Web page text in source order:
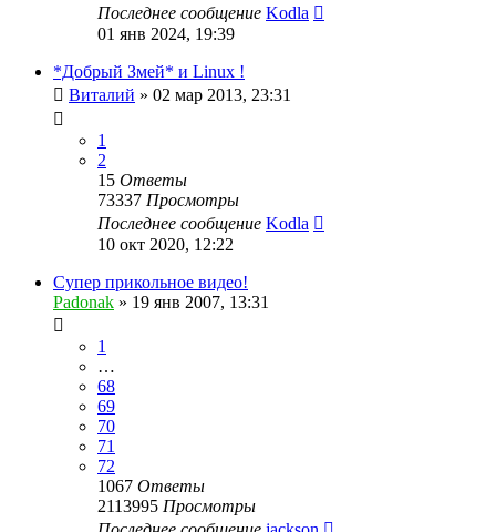
Последнее сообщение Kodla
01 янв 2024, 19:39
*Добрый Змей* и Linux !
Виталий » 02 мар 2013, 23:31
1
2
15 Ответы
73337 Просмотры
Последнее сообщение Kodla
10 окт 2020, 12:22
Супер прикольное видео!
Padonak » 19 янв 2007, 13:31
1
…
68
69
70
71
72
1067 Ответы
2113995 Просмотры